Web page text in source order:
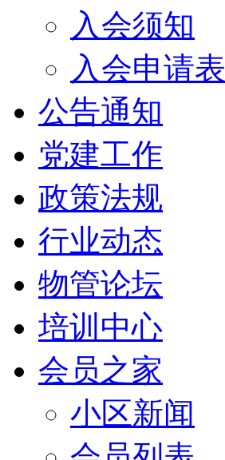
入会须知
入会申请表
公告通知
党建工作
政策法规
行业动态
物管论坛
培训中心
会员之家
小区新闻